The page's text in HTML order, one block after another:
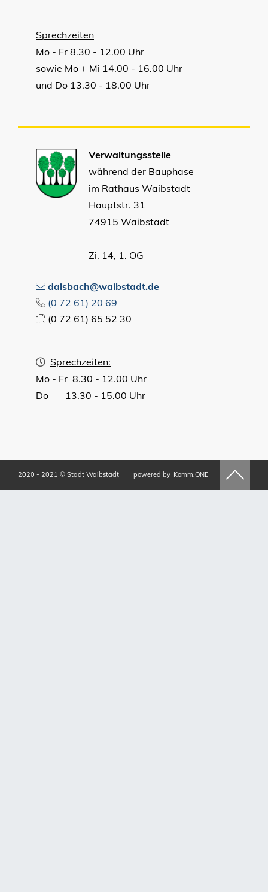
Sprechzeiten
Mo - Fr 8.30 - 12.00 Uhr
sowie Mo + Mi 14.00 - 16.00 Uhr
und Do 13.30 - 18.00 Uhr
Verwaltungsstelle
während der Bauphase
im Rathaus Waibstadt
Hauptstr. 31
74915 Waibstadt
Zi. 14, 1. OG
daisbach@waibstadt.de
(0 72 61) 20 69
(0 72 61) 65 52 30
Sprechzeiten:
Mo - Fr 8.30 - 12.00 Uhr
Do 13.30 - 15.00 Uhr
2020 - 2021 © Stadt Waibstadt powered by Komm.ONE